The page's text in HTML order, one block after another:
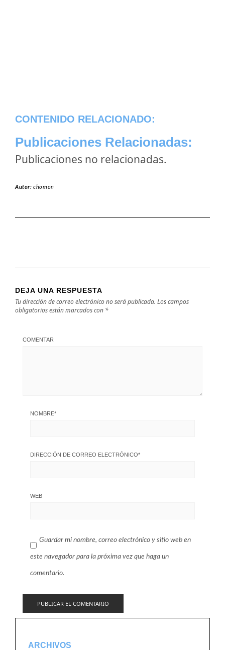
CONTENIDO RELACIONADO:
Publicaciones Relacionadas:
Publicaciones no relacionadas.
Autor:chomon
DEJA UNA RESPUESTA
Tu dirección de correo electrónico no será publicada. Los campos
obligatorios están marcados con *
COMENTAR
NOMBRE*
DIRECCIÓN DE CORREO ELECTRÓNICO*
WEB
Guardar mi nombre, correo electrónico y sitio web en
este navegador para la próxima vez que haga un
comentario.
ARCHIVOS